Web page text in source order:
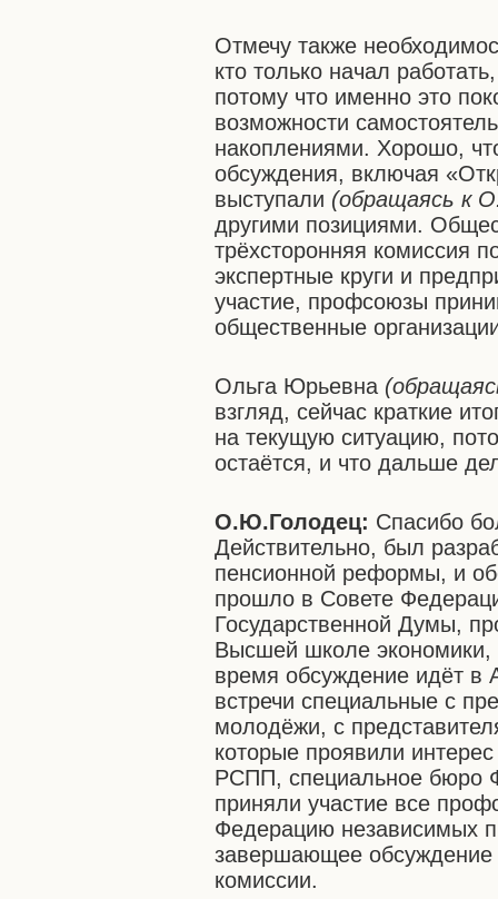
Отмечу также
кто только начал
потому что именно это
возможности
накоплениями. Хорошо,
обсуждения, включая
выступали (обращаясь к
другими позициями.
трёхсторонняя комиссия
экспертные круги и
участие, профсоюзы
общественные
Ольга Юрьевна
взгляд, сейчас краткие
на текущую ситуацию,
остаётся, и что дальше
О.Ю.Голодец: Спасибо
Действительно, был
пенсионной реформы, и
прошло в Совете
Государственной Думы,
Высшей школе
время обсуждение идёт в
встречи специальные с
молодёжи, с
которые проявили
РСПП, специальное бюро
приняли участие все
Федерацию независимых
завершающее обсуждение
комиссии.